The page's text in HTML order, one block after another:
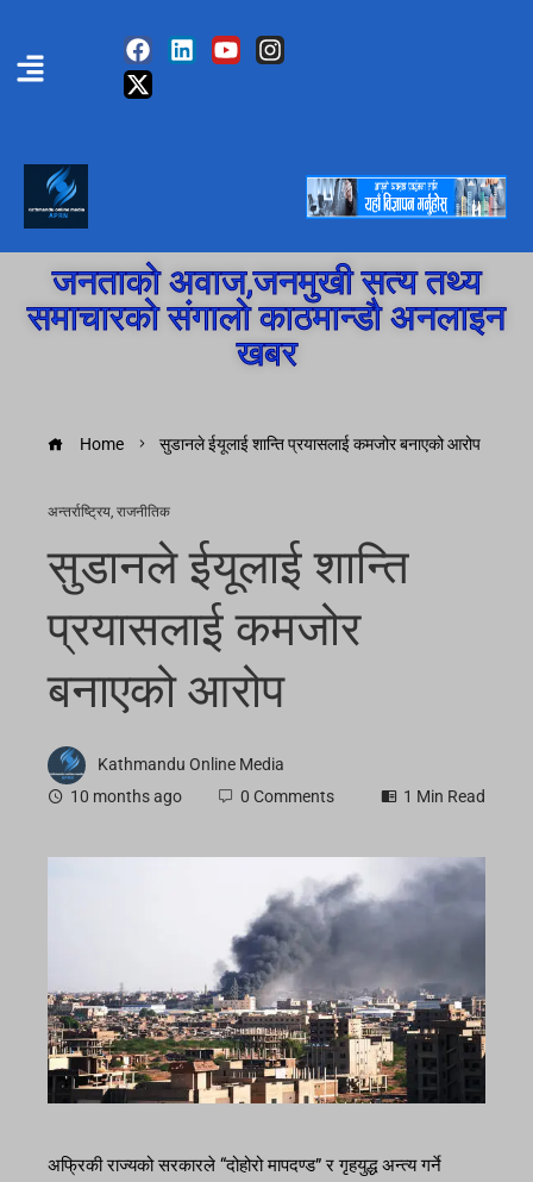
जनताको अवाज,जनमुखी सत्य तथ्य
समाचारको संगालो काठमान्डौ अनलाइन
खबर
Home सुडानले ईयूलाई शान्ति प्रयासलाई कमजोर बनाएको आरोप
अन्तर्राष्ट्रिय, राजनीतिक
सुडानले ईयूलाई शान्ति
प्रयासलाई कमजोर
बनाएको आरोप
Kathmandu Online Media
10 months ago
0 Comments 1 Min Read
अफ्रिकी राज्यको सरकारले “दोहोरो मापदण्ड” र गृहयुद्ध अन्त्य गर्ने